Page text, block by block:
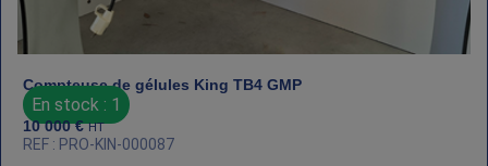
Compteuse de gélules King TB4 GMP
En stock : 1
10 000€ HT
REF : PRO-KIN-000087